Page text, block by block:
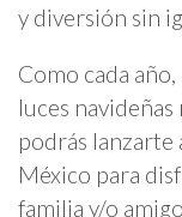
y diversión sin
Como cada
luces
podrás lanzarte
México para
familia y/o